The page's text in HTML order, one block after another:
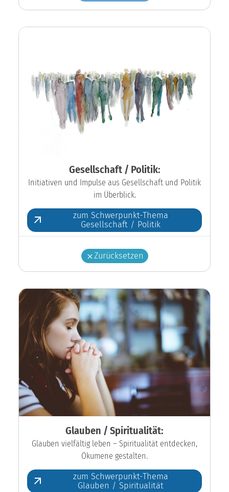
Gesellschaft / Politik:
Initiativen und Impulse aus Gesellschaft und Politik
im Überblick.
zum Schwerpunkt-Thema
Gesellschaft / Politik
Zurücksetzen
Glauben / Spiritualität:
Glauben vielfältig leben – Spiritualität entdecken,
Ökumene gestalten.
zum Schwerpunkt-Thema
Glauben / Spiritualität